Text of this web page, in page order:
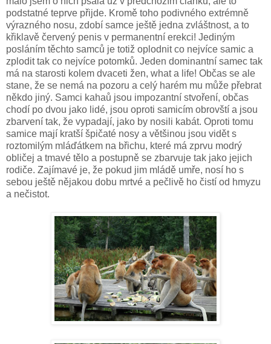
podstatné teprve přijde. Kromě toho podivného extrémně
výrazného nosu, zdobí samce ještě jedna zvláštnost, a to
křiklavě červený penis v permanentní erekci! Jediným
posláním těchto samců je totiž oplodnit co nejvíce samic a
zplodit tak co nejvíce potomků. Jeden dominantní samec tak
má na starosti kolem dvaceti žen, what a life! Občas se ale
stane, že se nemá na pozoru a celý harém mu může přebrat
někdo jiný. Samci kahaů jsou impozantní stvoření, občas
chodí po dvou jako lidé, jsou oproti samicím obrovští a jsou
zbarvení tak, že vypadají, jako by nosili kabát. Oproti tomu
samice mají kratší špičaté nosy a většinou jsou vidět s
roztomilým mláďátkem na břichu, které má zprvu modrý
obličej a tmavé tělo a postupně se zbarvuje tak jako jejich
rodiče. Zajímavé je, že pokud jim mládě umře, nosí ho s
sebou ještě nějakou dobu mrtvé a pečlivě ho čistí od hmyzu
a nečistot.